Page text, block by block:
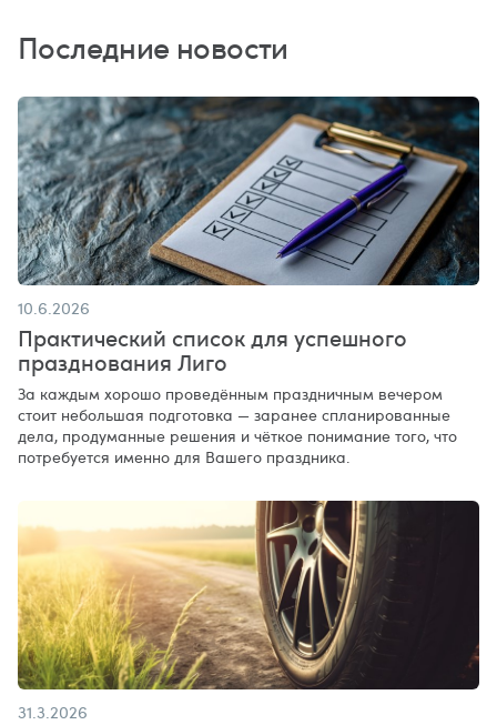
Последние новости
10.6.2026
Практический список для успешного
празднования Лиго
За каждым хорошо проведённым праздничным вечером
стоит небольшая подготовка — заранее спланированные
дела, продуманные решения и чёткое понимание того, что
потребуется именно для Вашего праздника.
31.3.2026